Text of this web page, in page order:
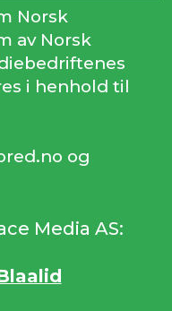
Norsk
av Norsk
i henhold til
og
Media AS: